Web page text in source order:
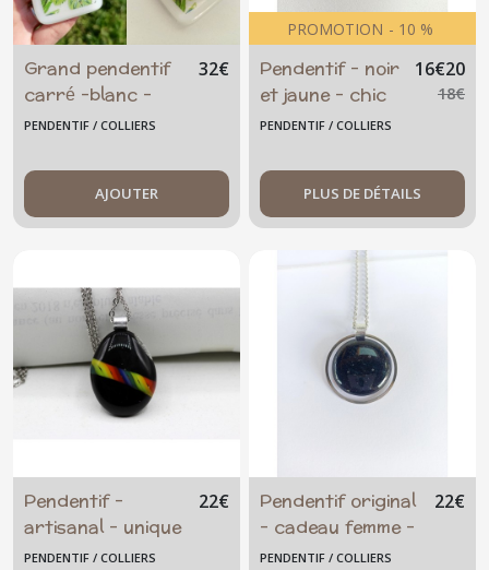
Grand pendentif
carré -blanc -
original - jungle -
32€
PENDENTIF / COLLIERS
AJOUTER
PROMOTION - 10 %
Pendentif - noir
et jaune - chic
16€20
18€
PENDENTIF / COLLIERS
PLUS DE DÉTAILS
Pendentif -
artisanal - unique
- verre fusionné -
22€
PENDENTIF / COLLIERS
Pendentif original
- cadeau femme -
reflets - unique -
22€
PENDENTIF / COLLIERS